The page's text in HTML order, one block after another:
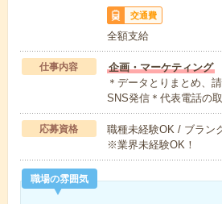
交通費
全額支給
仕事内容
企画・マーケティング
＊データとりまとめ、
SNS発信＊代表電話の
応募資格
職種未経験OK / ブラン
※業界未経験OK！
職場の雰囲気